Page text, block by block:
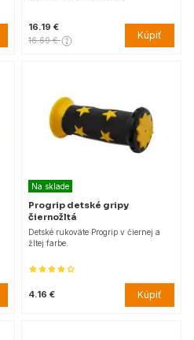
16.19 €
16.69 € Kúpiť
Na sklade
Progrip detské gripy
čiernožltá
Detské rukoväte Progrip v čiernej a
žltej farbe.
4.16 € Kúpiť